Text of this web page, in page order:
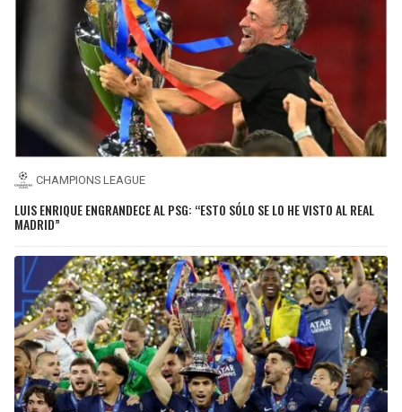
CHAMPIONS LEAGUE
LUIS ENRIQUE ENGRANDECE AL PSG: “ESTO SÓLO SE LO HE VISTO AL REAL
MADRID”